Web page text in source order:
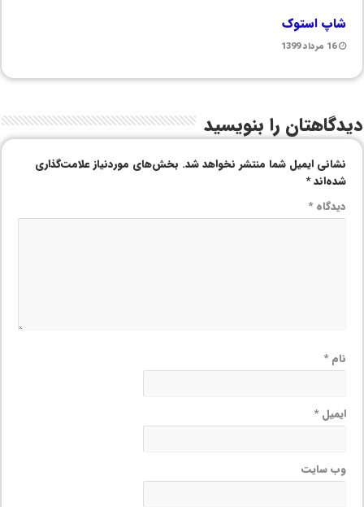
شاپ استوک
16 مرداد 1399
دیدگاهتان را بنویسید
نشانی ایمیل شما منتشر نخواهد شد. بخش‌های موردنیاز علامت‌گذاری
شده‌اند*
دیدگاه*
نام*
ایمیل*
وب‌ سایت